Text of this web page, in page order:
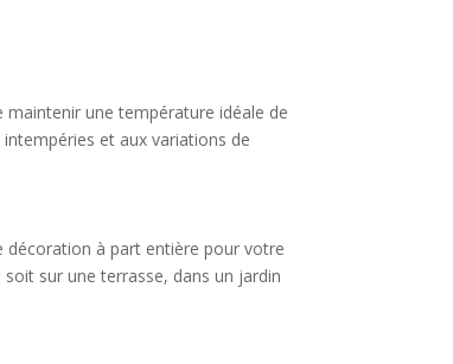
maintenir une température idéale de
et aux variations de
décoration à part entière pour votre
sur une terrasse, dans un jardin